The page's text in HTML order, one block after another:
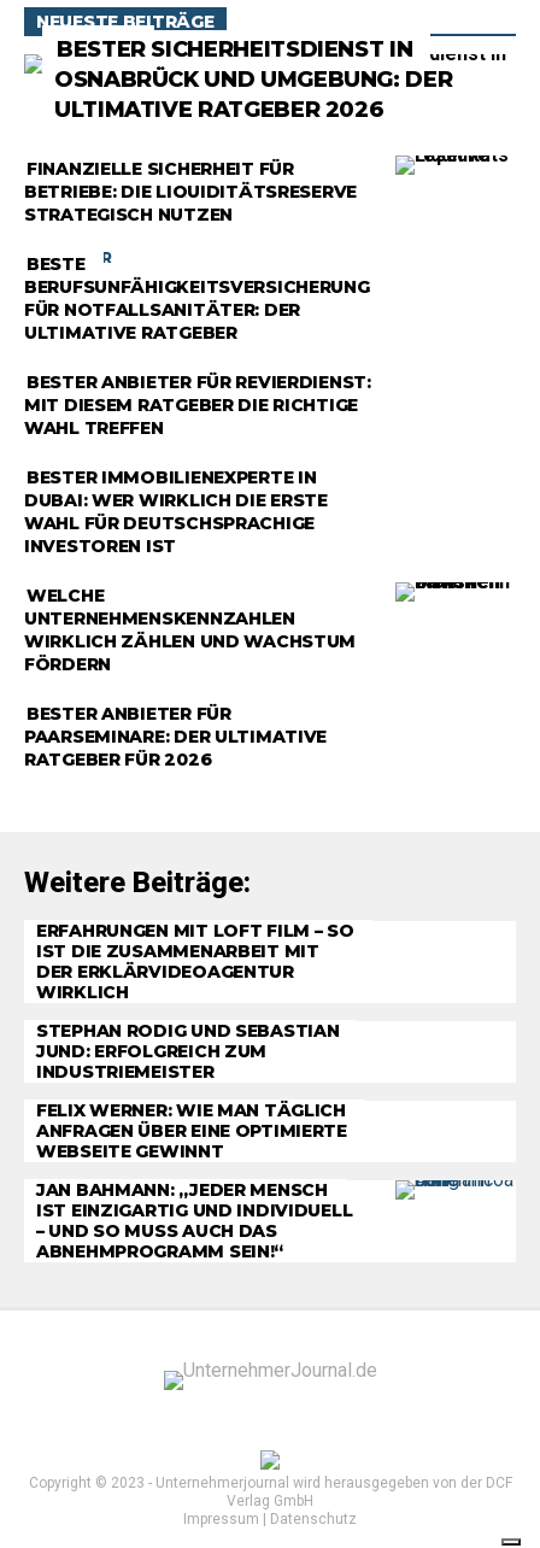
NEUESTE BEITRÄGE
BESTER SICHERHEITSDIENST IN
OSNABRÜCK UND UMGEBUNG: DER
ULTIMATIVE RATGEBER 2026
RATGEBER
FINANZIELLE SICHERHEIT FÜR
BETRIEBE: DIE LIQUIDITÄTSRESERVE
STRATEGISCH NUTZEN
RATGEBER
BESTE
BERUFSUNFÄHIGKEITSVERSICHERUNG
FÜR NOTFALLSANITÄTER: DER
ULTIMATIVE RATGEBER
RATGEBER
BESTER ANBIETER FÜR REVIERDIENST:
MIT DIESEM RATGEBER DIE RICHTIGE
WAHL TREFFEN
RATGEBER
BESTER IMMOBILIENEXPERTE IN
DUBAI: WER WIRKLICH DIE ERSTE
WAHL FÜR DEUTSCHSPRACHIGE
INVESTOREN IST
RATGEBER
WELCHE
UNTERNEHMENSKENNZAHLEN
WIRKLICH ZÄHLEN UND WACHSTUM
FÖRDERN
RATGEBER
BESTER ANBIETER FÜR
PAARSEMINARE: DER ULTIMATIVE
RATGEBER FÜR 2026
Weitere Beiträge:
ERFAHRUNGEN MIT LOFT FILM – SO
IST DIE ZUSAMMENARBEIT MIT
DER ERKLÄRVIDEOAGENTUR
WIRKLICH
STEPHAN RODIG UND SEBASTIAN
JUND: ERFOLGREICH ZUM
INDUSTRIEMEISTER
FELIX WERNER: WIE MAN TÄGLICH
ANFRAGEN ÜBER EINE OPTIMIERTE
WEBSEITE GEWINNT
JAN BAHMANN: „JEDER MENSCH
IST EINZIGARTIG UND INDIVIDUELL
– UND SO MUSS AUCH DAS
ABNEHMPROGRAMM SEIN!“
Copyright © 2023 - Unternehmerjournal wird herausgegeben von der DCF
Verlag GmbH
Impressum
Datenschutz